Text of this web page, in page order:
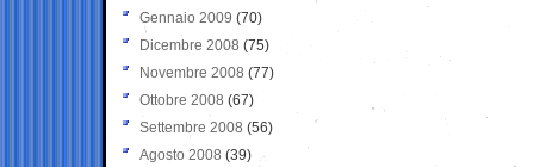
Gennaio 2009 (70)
Dicembre 2008 (75)
Novembre 2008 (77)
Ottobre 2008 (67)
Settembre 2008 (56)
Agosto 2008 (39)